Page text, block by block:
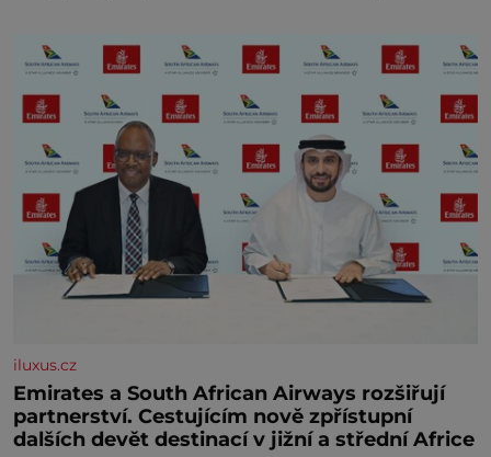
iluxus.cz
Emirates a South African Airways rozšiřují
partnerství. Cestujícím nově zpřístupní
dalších devět destinací v jižní a střední Africe